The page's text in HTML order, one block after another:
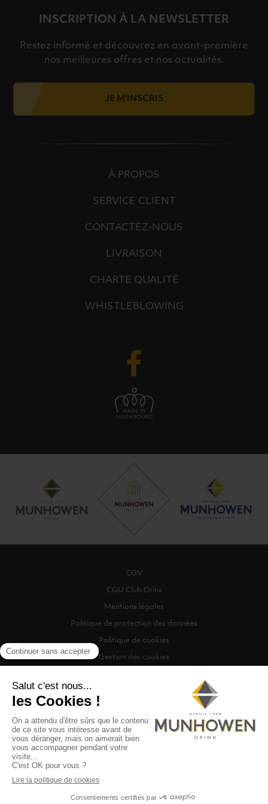
INSCRIPTION À LA NEWSLETTER
Restez informé et découvrez en avant-première
nos meilleures offres et nos actualités.
JE M'INSCRIS
À PROPOS
SERVICE CLIENT
CONTACTEZ-NOUS
LIVRAISON
CHARTE QUALITÉ
WHISTLEBLOWING
CGV
CGU Club Drinx
Mentions légales
Politique de protection des données
Politique de cookies
Gestion des cookies
©2026 Munhowen Drinx / Tous droits réservés
Digitalised by